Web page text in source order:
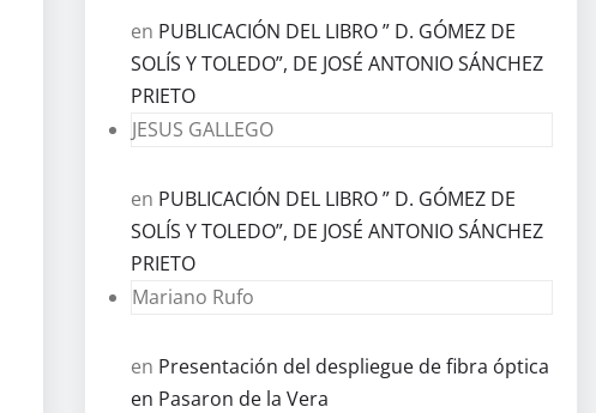
en PUBLICACIÓN DEL LIBRO ” D. GÓMEZ DE
SOLÍS Y TOLEDO”, DE JOSÉ ANTONIO SÁNCHEZ
PRIETO
JESUS GALLEGO
en PUBLICACIÓN DEL LIBRO ” D. GÓMEZ DE
SOLÍS Y TOLEDO”, DE JOSÉ ANTONIO SÁNCHEZ
PRIETO
Mariano Rufo
en Presentación del despliegue de fibra óptica
en Pasaron de la Vera